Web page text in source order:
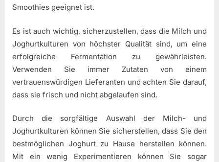
Smoothies geeignet ist.
Es ist auch wichtig, sicherzustellen, dass die Milch und
Joghurtkulturen von höchster Qualität sind, um eine
erfolgreiche Fermentation zu gewährleisten.
Verwenden Sie immer Zutaten von einem
vertrauenswürdigen Lieferanten und achten Sie darauf,
dass sie frisch und nicht abgelaufen sind.
Durch die sorgfältige Auswahl der Milch- und
Joghurtkulturen können Sie sicherstellen, dass Sie den
bestmöglichen Joghurt zu Hause herstellen können.
Mit ein wenig Experimentieren können Sie sogar